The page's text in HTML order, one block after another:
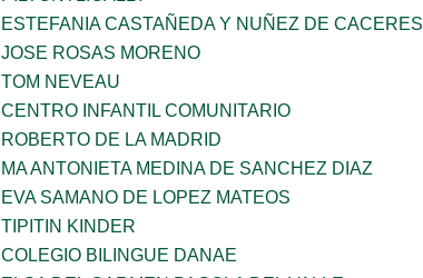
ESTEFANIA CASTAÑEDA Y NUÑEZ DE CACERES
JOSE ROSAS MORENO
TOM NEVEAU
CENTRO INFANTIL COMUNITARIO
ROBERTO DE LA MADRID
MA ANTONIETA MEDINA DE SANCHEZ DIAZ
EVA SAMANO DE LOPEZ MATEOS
TIPITIN KINDER
COLEGIO BILINGUE DANAE